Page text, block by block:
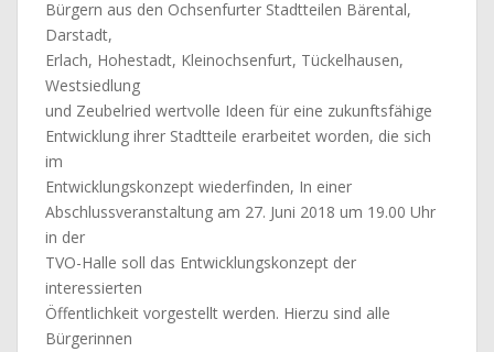
Bürgern aus den Ochsenfurter Stadtteilen Bärental,
Darstadt,
Erlach, Hohestadt, Kleinochsenfurt, Tückelhausen,
Westsiedlung
und Zeubelried wertvolle Ideen für eine zukunftsfähige
Entwicklung ihrer Stadtteile erarbeitet worden, die sich
im
Entwicklungskonzept wiederfinden, In einer
Abschlussveranstaltung am 27. Juni 2018 um 19.00 Uhr
in der
TVO-Halle soll das Entwicklungskonzept der
interessierten
Öffentlichkeit vorgestellt werden. Hierzu sind alle
Bürgerinnen